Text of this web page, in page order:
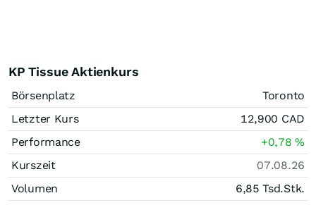
KP Tissue Aktienkurs
Börsenplatz
Toronto
Letzter Kurs
12,900 CAD
Performance
+0,78%
Kurszeit
07.08.26
Volumen
6,85 Tsd.Stk.